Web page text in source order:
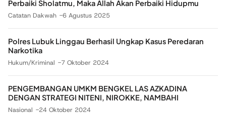
Perbaiki Sholatmu, Maka Allah Akan Perbaiki Hidupmu
Catatan Dakwah 6 Agustus 2025
Polres Lubuk Linggau Berhasil Ungkap Kasus Peredaran
Narkotika
Hukum/Kriminal 7 Oktober 2024
PENGEMBANGAN UMKM BENGKEL LAS AZKADINA
DENGAN STRATEGI NITENI, NIROKKE, NAMBAHI
Nasional 24 Oktober 2024